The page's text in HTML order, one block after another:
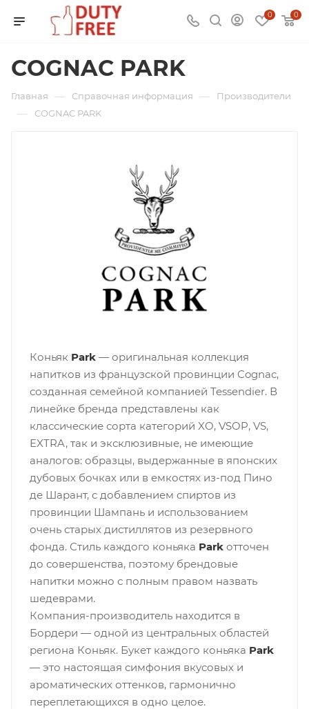
0 0
COGNAC PARK
Главная — Справочная информация — Производители
— COGNAC PARK
Коньяк Park— оригинальная коллекция
напитков из французской провинции Cognac,
созданная семейной компанией Tessendier. В
линейке бренда представлены как
классические сорта категорий XO, VSOP, VS,
EXTRA, так и эксклюзивные, не имеющие
аналогов: образцы, выдержанные в японских
дубовых бочках или в емкостях из-под Пино
де Шарант, с добавлением спиртов из
провинции Шампань и использованием
очень старых дистиллятов из резервного
фонда. Стиль каждого коньяка Parkотточен
до совершенства, поэтому брендовые
напитки можно с полным правом назвать
шедеврами.
Компания-производитель находится в
Бордери — одной из центральных областей
региона Коньяк. Букет каждого коньяка Park
— это настоящая симфония вкусовых и
ароматических оттенков, гармонично
переплетающихся в одно целое.